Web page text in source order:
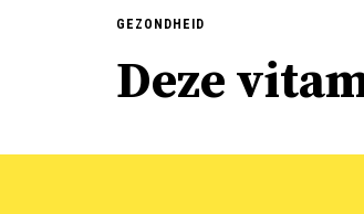
GEZONDHEID
Deze